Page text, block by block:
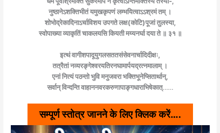
नुष्ठानेऽशक्तिभीतं यमुखकृपणं लम्भयित्वाऽऽश्रमं तम् ।
शोभोद्रेकादिनाऽर्चाविशय उपगते लक्ष(कोटि)पूजां तुलस्या,
स्वोपाख्या व्याकृतिं चाकलयसि कियती मय्यनर्घा दया ते ॥ ३१ ॥
इत्थं वागीशपादूयुगलसततसंसेवनार्चादिदीक्षः,
तत्रैतां नव्यरङ्गेश्वरयतिरनघामार्पयद्रत्नमालाम् ।
एनां नित्यं पठन्तो भुवि मनुजवरा भक्तिभूनेप्सितार्थान्,
सर्वान् विन्दन्ति वाहाननवरकरुणापाङ्गधाराभिषेकात्……
सम्पूर्ण स्तोत्र जानने के लिए क्लिक करें….